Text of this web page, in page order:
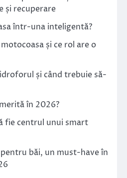
și recuperare
într-una inteligentă?
și ce rol are o
și când trebuie să-
în 2026?
fie centrul unui smart
băi, un must-have în